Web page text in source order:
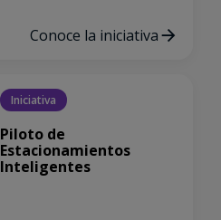
Conoce la iniciativa
Iniciativa
Piloto de
Estacionamientos
Inteligentes